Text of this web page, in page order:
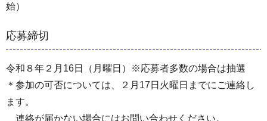
始）
応募締切
令和８年２月16日（月曜日）※応募者多数の場合は抽選
＊参加の可否については、２月17日火曜日までにご連絡し
ます。
連絡が届かない場合にはお問い合わせください。